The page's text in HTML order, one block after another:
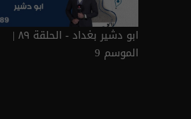
ابو دشير بغداد - الحلقة ٨٩ |
الموسم 9